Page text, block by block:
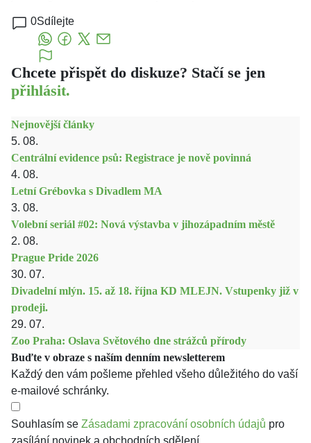
0Sdílejte
Chcete přispět do diskuze? Stačí se jen
přihlásit.
Nejnovější články
5. 08.
Centrální evidence psů: Registrace je nově povinná
4. 08.
Letní Grébovka s Divadlem MA
3. 08.
Volební seriál #02: Nová výstavba v jihozápadním městě
2. 08.
Prague Pride 2026
30. 07.
Divadelní mlýn. 15. až 18. října KD MLEJN. Vstupenky již v
prodeji.
29. 07.
Zoo Praha: Oslava Světového dne strážců přírody
Buďte v obraze s naším denním newsletterem
Každý den vám pošleme přehled všeho důležitého do vaší
e-mailové schránky.
Souhlasím se Zásadami zpracování osobních údajů pro